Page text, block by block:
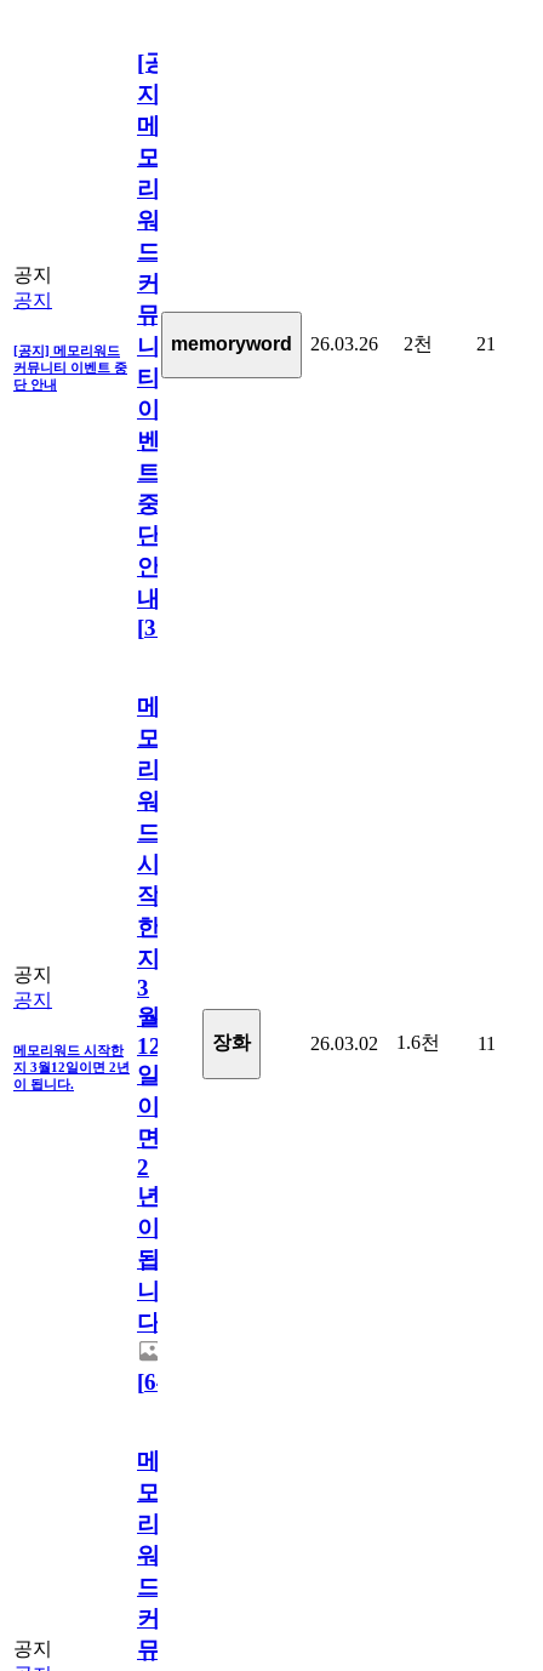
공지
공지
[공지] 메모리워드
커뮤니티 이벤트 중
단 안내
[공
지]
메
모
리
워
드
커
뮤
니
티
이
벤
트
중
단
안
내
[31
memoryword 26.03.26 2천 21
공지
공지
메모리워드 시작한
지 3월12일이면 2년
이 됩니다.
메
모
리
워
드
시
작
한
지
3
월
12
일
이
면
2
년
이
됩
니
다.
[64
장화 26.03.02 1.6천 11
공지
메
모
리
워
드
커
뮤